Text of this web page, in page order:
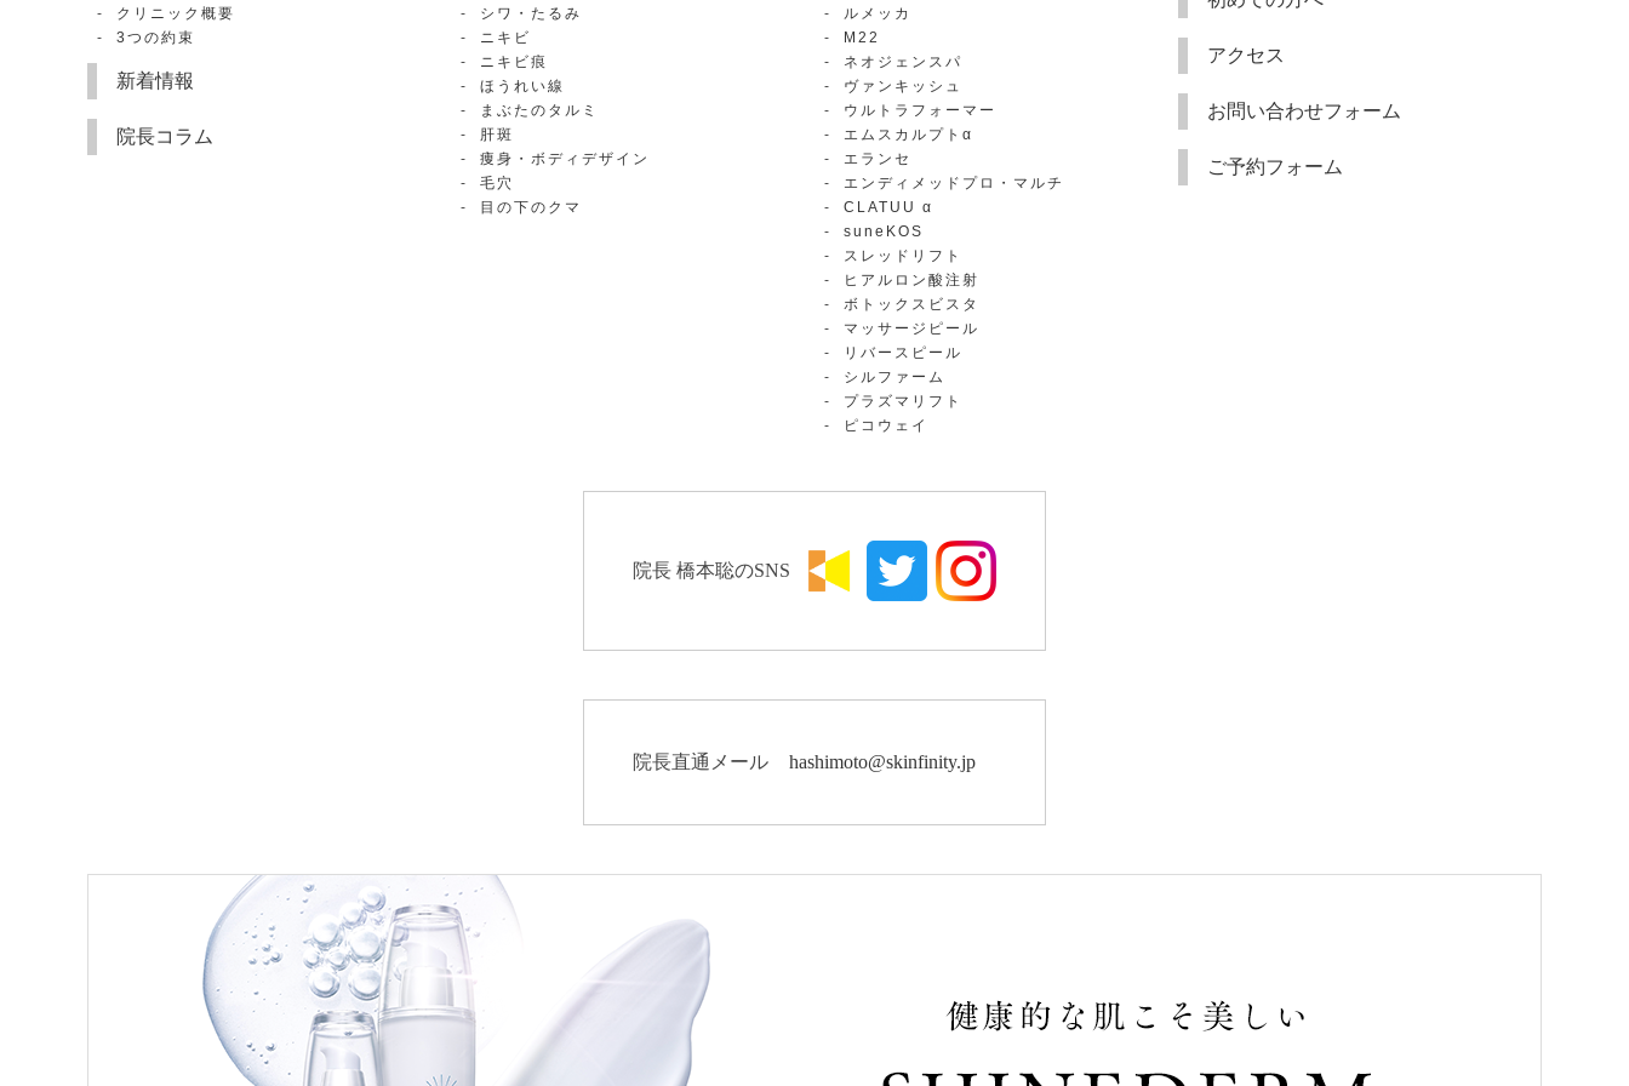
クリニック概要
3つの約束
新着情報
院長コラム
シワ・たるみ
ニキビ
ニキビ痕
ほうれい線
まぶたのタルミ
肝斑
痩身・ボディデザイン
毛穴
目の下のクマ
ルメッカ
M22
ネオジェンスパ
ヴァンキッシュ
ウルトラフォーマー
エムスカルプトα
エランセ
エンディメッドプロ・マルチ
CLATUU α
suneKOS
スレッドリフト
ヒアルロン酸注射
ボトックスビスタ
マッサージピール
リバースピール
シルファーム
プラズマリフト
ピコウェイ
アクセス
お問い合わせフォーム
ご予約フォーム
院長 橋本聡のSNS
院長直通メール hashimoto@skinfinity.jp